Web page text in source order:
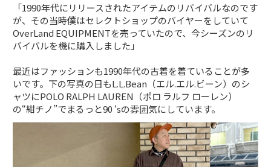
「1990年代にリリースされたアイテムのリバイバルなのです
が、その当時僕はセレクトショップのバイヤーをしていて
OverLand EQUIPMENTを売っていたので、今シーズンのリ
バイバルを機に購入しました」
最近はファッションも1990年代の古着を着ていることが多
いです。下の写真の日もL.L.Bean（エル.エル.ビーン）のシ
ャツにPOLO RALPH LAUREN（ポロ ラルフ ローレン）
の“紺チノ”でまるっと90 ‘sの雰囲気にしています。